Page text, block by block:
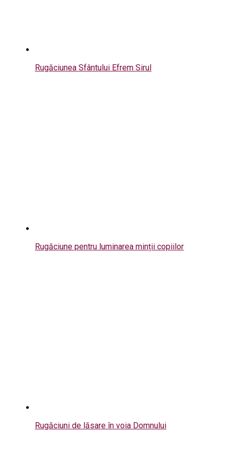
Rugăciunea Sfântului Efrem Sirul
Rugăciune pentru luminarea minții copiilor
Rugăciuni de lăsare în voia Domnului